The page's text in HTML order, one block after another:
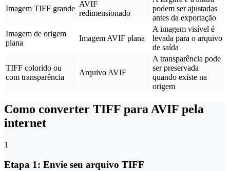
Imagem TIFF grande
AVIF
redimensionado
podem ser ajustadas
antes da exportação
Imagem de origem
plana
Imagem AVIF plana
A imagem visível é
levada para o arquivo
de saída
TIFF colorido ou
com transparência
Arquivo AVIF
A transparência pode
ser preservada
quando existe na
origem
Como converter TIFF para AVIF pela
internet
1
Etapa 1: Envie seu arquivo TIFF